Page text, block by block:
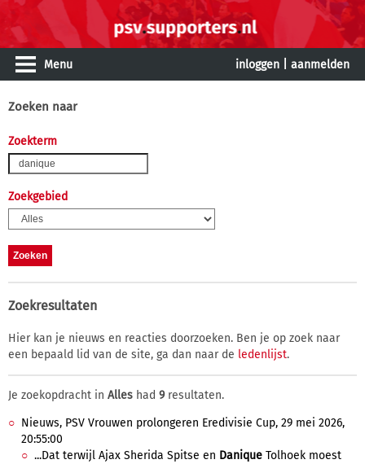
Menu inloggen aanmelden
Zoeken naar
Zoekterm
Zoekgebied
Zoekresultaten
Hier kan je nieuws en reacties doorzoeken. Ben je op zoek naar
een bepaald lid van de site, ga dan naar de ledenlijst.
Je zoekopdracht in Alles had 9resultaten.
Nieuws, PSV Vrouwen prolongeren Eredivisie Cup, 29 mei 2026,
20:55:00
...Dat terwijl Ajax Sherida Spitse en Danique Tolhoek moest